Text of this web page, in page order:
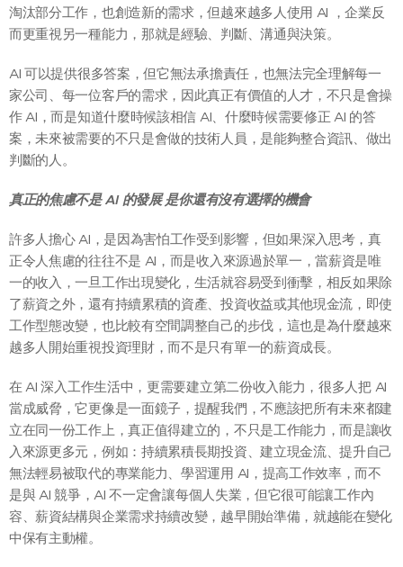
淘汰部分工作，也創造新的需求，但越來越多人使用 AI ，企業反
而更重視另一種能力，那就是經驗、判斷、溝通與決策。
AI 可以提供很多答案，但它無法承擔責任，也無法完全理解每一
家公司、每一位客戶的需求，因此真正有價值的人才，不只是會操
作 AI，而是知道什麼時候該相信 AI、什麼時候需要修正 AI 的答
案，未來被需要的不只是會做的技術人員，是能夠整合資訊、做出
判斷的人。
真正的焦慮不是 AI 的發展 是你還有沒有選擇的機會
許多人擔心 AI，是因為害怕工作受到影響，但如果深入思考，真
正令人焦慮的往往不是 AI，而是收入來源過於單一，當薪資是唯
一的收入，一旦工作出現變化，生活就容易受到衝擊，相反如果除
了薪資之外，還有持續累積的資產、投資收益或其他現金流，即使
工作型態改變，也比較有空間調整自己的步伐，這也是為什麼越來
越多人開始重視投資理財，而不是只有單一的薪資成長。
在 AI 深入工作生活中，更需要建立第二份收入能力，很多人把 AI
當成威脅，它更像是一面鏡子，提醒我們，不應該把所有未來都建
立在同一份工作上，真正值得建立的，不只是工作能力，而是讓收
入來源更多元，例如：持續累積長期投資、建立現金流、提升自己
無法輕易被取代的專業能力、學習運用 AI，提高工作效率，而不
是與 AI 競爭，AI 不一定會讓每個人失業，但它很可能讓工作內
容、薪資結構與企業需求持續改變，越早開始準備，就越能在變化
中保有主動權。